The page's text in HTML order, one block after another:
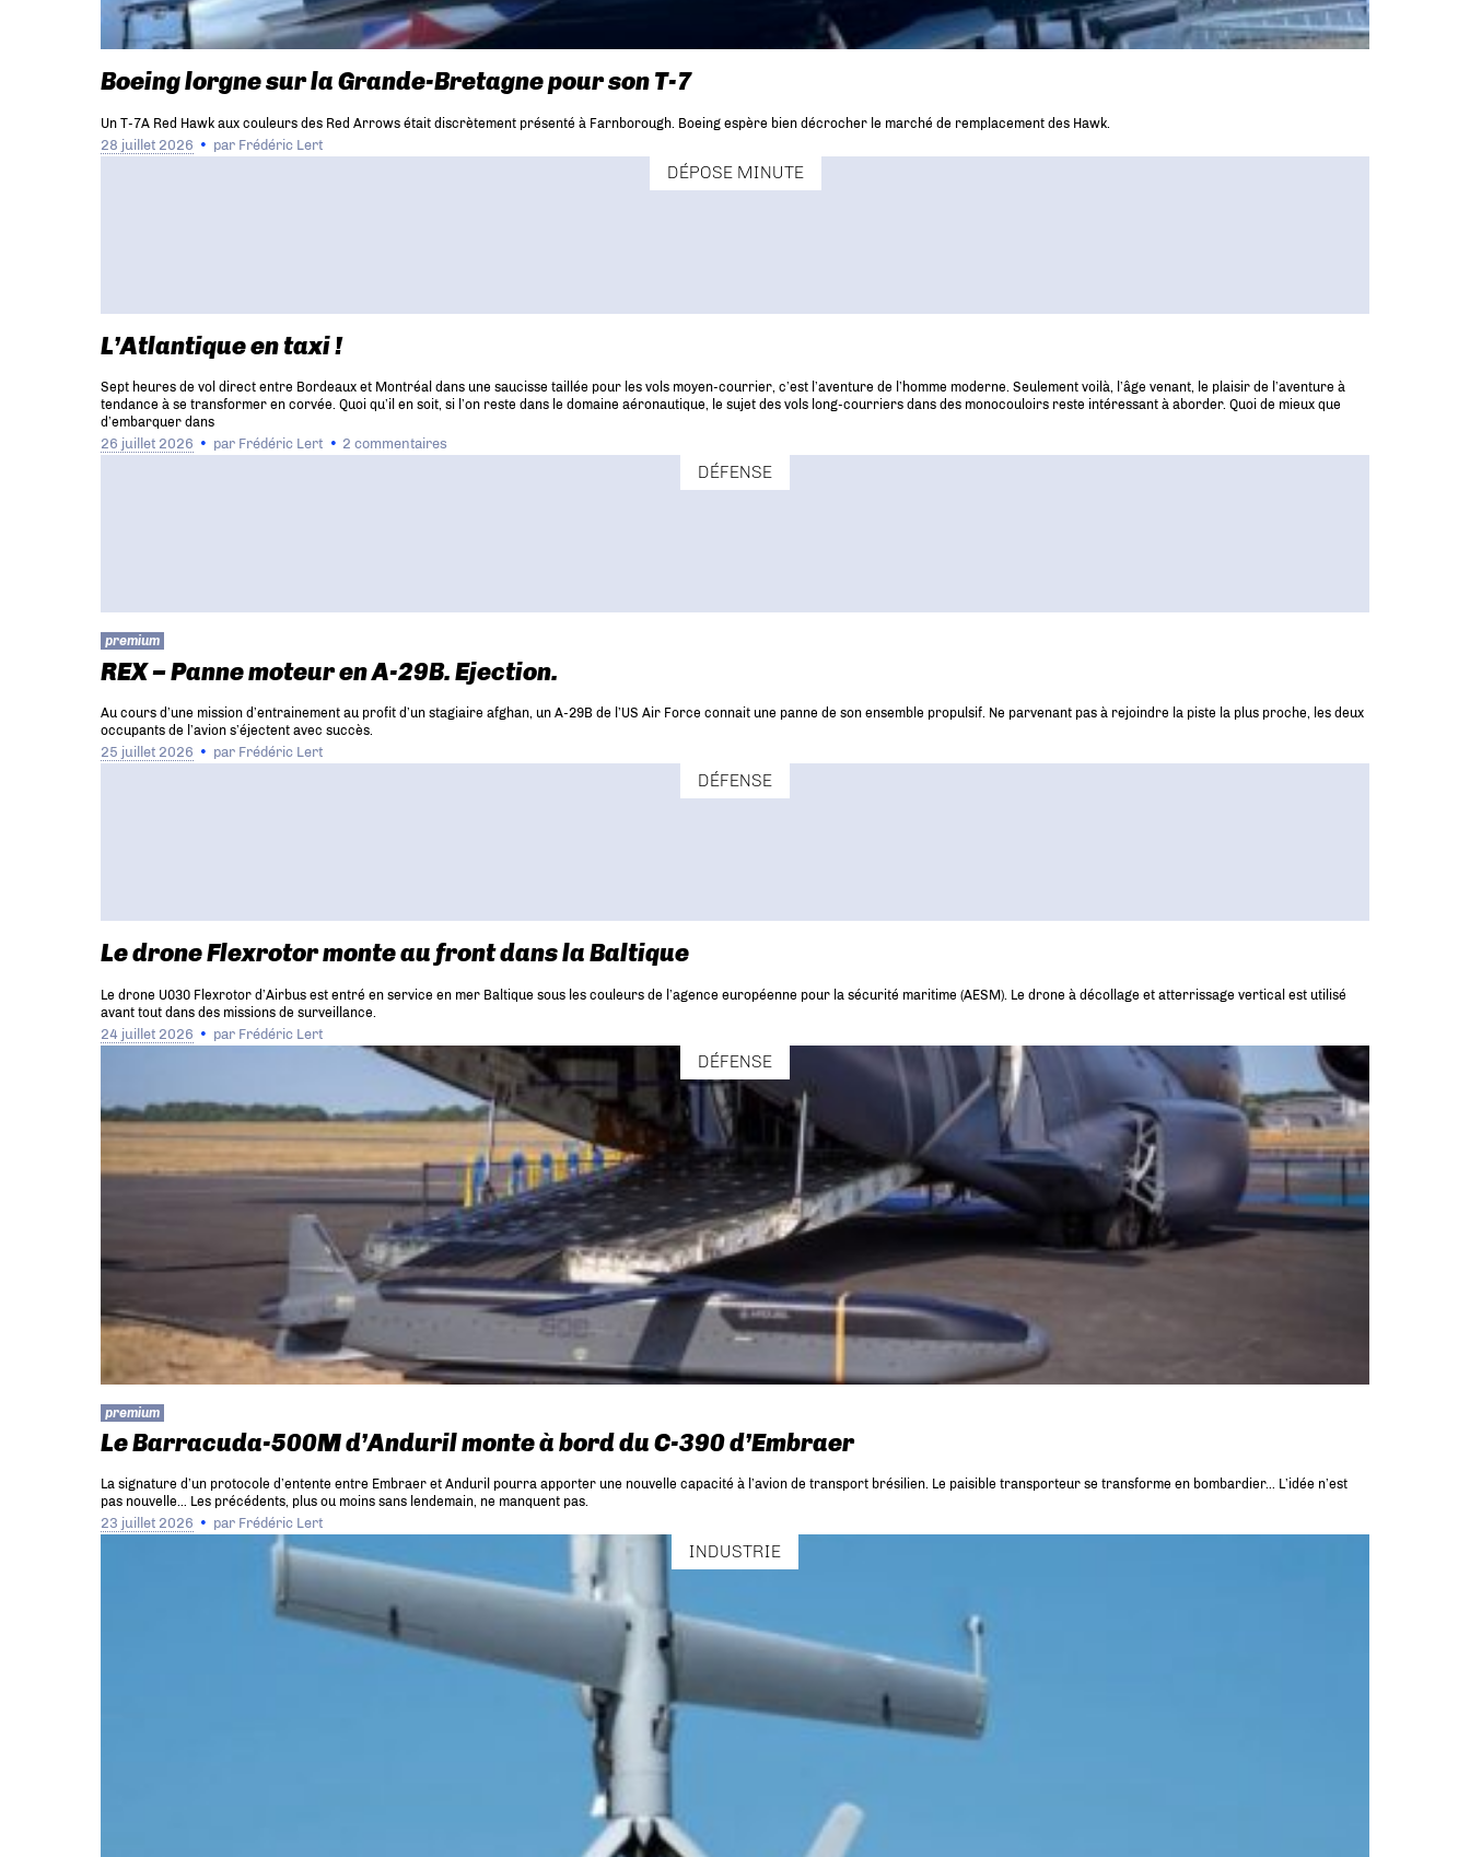
Boeing lorgne sur la Grande-Bretagne pour son T-7
Un T-7A Red Hawk aux couleurs des Red Arrows était discrètement présenté à Farnborough. Boeing espère bien décrocher le marché de remplacement des Hawk.
28 juillet 2026 par Frédéric Lert
DÉPOSE MINUTE
L’Atlantique en taxi !
Sept heures de vol direct entre Bordeaux et Montréal dans une saucisse taillée pour les vols moyen-courrier, c’est l’aventure de l’homme moderne. Seulement voilà, l’âge venant, le plaisir de l’aventure à
tendance à se transformer en corvée. Quoi qu’il en soit, si l’on reste dans le domaine aéronautique, le sujet des vols long-courriers dans des monocouloirs reste intéressant à aborder. Quoi de mieux que
d’embarquer dans
26 juillet 2026 par Frédéric Lert 2 commentaires
DÉFENSE
premium
REX – Panne moteur en A-29B. Ejection.
Au cours d’une mission d’entrainement au profit d’un stagiaire afghan, un A-29B de l’US Air Force connait une panne de son ensemble propulsif. Ne parvenant pas à rejoindre la piste la plus proche, les deux
occupants de l’avion s’éjectent avec succès.
25 juillet 2026 par Frédéric Lert
DÉFENSE
Le drone Flexrotor monte au front dans la Baltique
Le drone U030 Flexrotor d’Airbus est entré en service en mer Baltique sous les couleurs de l’agence européenne pour la sécurité maritime (AESM). Le drone à décollage et atterrissage vertical est utilisé
avant tout dans des missions de surveillance.
24 juillet 2026 par Frédéric Lert
DÉFENSE
premium
Le Barracuda-500M d’Anduril monte à bord du C-390 d’Embraer
La signature d’un protocole d’entente entre Embraer et Anduril pourra apporter une nouvelle capacité à l’avion de transport brésilien. Le paisible transporteur se transforme en bombardier… L’idée n’est
pas nouvelle… Les précédents, plus ou moins sans lendemain, ne manquent pas.
23 juillet 2026 par Frédéric Lert
INDUSTRIE